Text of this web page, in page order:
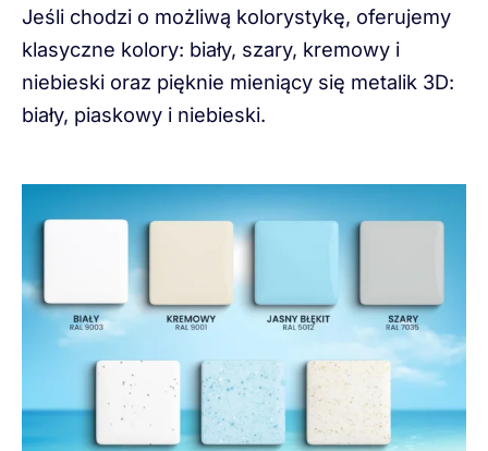
Jeśli chodzi o możliwą kolorystykę, oferujemy
klasyczne kolory: biały, szary, kremowy i
niebieski oraz pięknie mieniący się metalik 3D:
biały, piaskowy i niebieski.